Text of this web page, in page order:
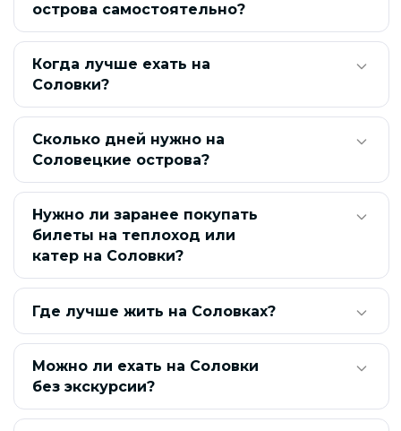
острова самостоятельно?
Когда лучше ехать на
Соловки?
Сколько дней нужно на
Соловецкие острова?
Нужно ли заранее покупать
билеты на теплоход или
катер на Соловки?
Где лучше жить на Соловках?
Можно ли ехать на Соловки
без экскурсии?